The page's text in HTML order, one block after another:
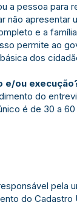
a pessoa para
não
e a
permite ao
dos
e/ou
do
é de 30 a 60
pela
do Cadastro